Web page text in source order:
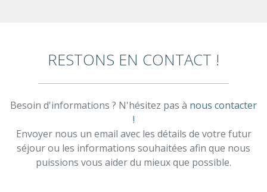
RESTONS EN CONTACT !
Besoin d'informations ? N'hésitez pas à nous contacter
!
Envoyer nous un email avec les détails de votre futur
séjour ou les informations souhaitées afin que nous
puissions vous aider du mieux que possible.